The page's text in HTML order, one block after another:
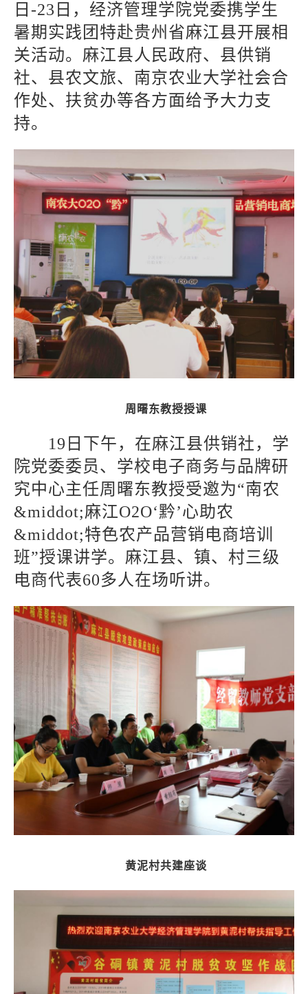
日-23日，经济管理学院党委携学生
暑期实践团特赴贵州省麻江县开展相
关活动。麻江县人民政府、县供销
社、县农文旅、南京农业大学社会合
作处、扶贫办等各方面给予大力支
持。
周曙东教授授课
19 日下午，在麻江县供销社，学
院党委委员、学校电子商务与品牌研
究中心主任周曙东教授受邀为“南农
&middot;麻江O2O‘黔’心助农
&middot;特色农产品营销电商培训
班”授课讲学。麻江县、镇、村三级
电商代表60多人在场听讲。
黄泥村共建座谈